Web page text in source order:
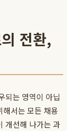
전환,
되는 영역이 아닙
서는 모든 채용
개선해 나가는 과